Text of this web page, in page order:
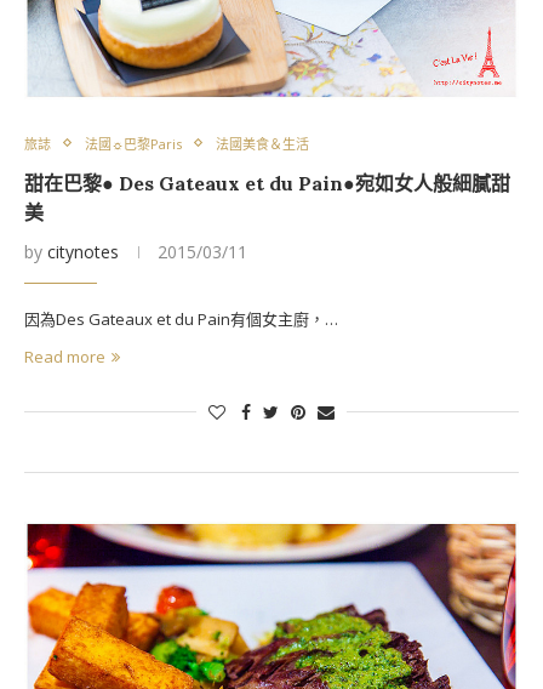
旅誌 法國☼巴黎Paris 法國美食＆生活
甜在巴黎● Des Gateaux et du Pain●宛如女人般細膩甜
美
by citynotes 2015/03/11
因為Des Gateaux et du Pain有個女主廚，…
Read more